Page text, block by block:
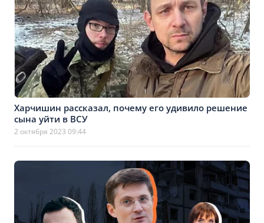
Харчишин рассказал, почему его удивило решение
сына уйти в ВСУ
2 октября 2023 09:44